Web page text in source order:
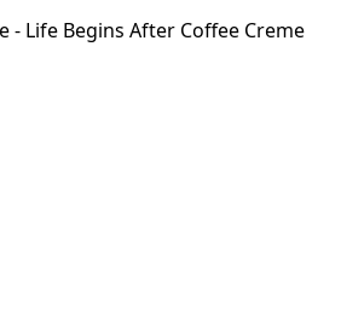
- Life Begins After Coffee Creme